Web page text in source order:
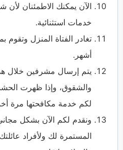
الآن يمكنك الاطمئنان لأن
خدمات استثنائية.
تغادر الفتاة المنزل وتقوم
أشهر.
يتم إرسال مشرفين خلال
والشقوق، وإذا ظهرت
لكم خدمة مكافحتها مرة
ونقدم لكم الآن بشكل
المستمرة لك ولأفراد